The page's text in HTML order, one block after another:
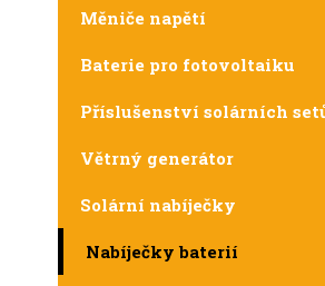
Měniče napětí
Baterie pro fotovoltaiku
Příslušenství solárních
Větrný generátor
Solární nabíječky
Nabíječky baterií